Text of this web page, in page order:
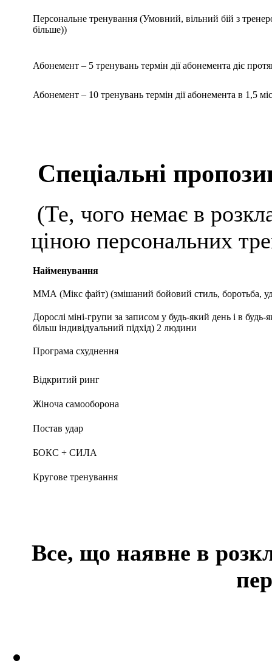
Персональне тренування (Умовний, вільний бій з
більше))
Абонемент – 5 тренувань термін дії абонемента діє
Абонемент – 10 тренувань термін дії абонемента в 1,5
Спеціальні
(Те, чого немає в
ціною персональних
Найменування
ММА (Мікс файт) (змішаний бойовий стиль, боротьба,
Дорослі міні-групи за записом у будь-який день і в
більш індивідуальний підхід) 2 людини
Програма схуднення
Відкритий ринг
Жіноча самооборона
Постав удар
БОКС + СИЛА
Кругове тренування
Все, що наявне в